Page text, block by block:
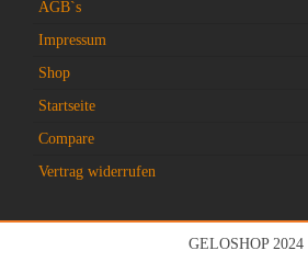
AGB`s
Impressum
Shop
Startseite
Compare
Vertrag widerrufen
GELOSHOP 2024